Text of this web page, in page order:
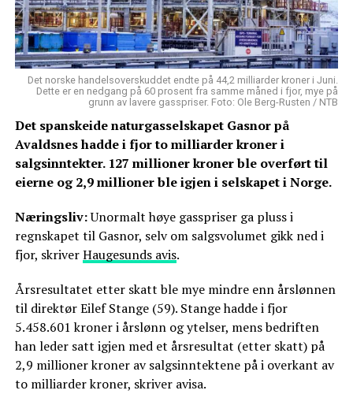
Det norske handelsoverskuddet endte på 44,2 milliarder kroner i Juni.
Dette er en nedgang på 60 prosent fra samme måned i fjor, mye på
grunn av lavere gasspriser. Foto: Ole Berg-Rusten / NTB
Det spanskeide naturgasselskapet Gasnor på
Avaldsnes hadde i fjor to milliarder kroner i
salgsinntekter. 127 millioner kroner ble overført til
eierne og 2,9 millioner ble igjen i selskapet i Norge.
Næringsliv:Unormalt høye gasspriser ga pluss i
regnskapet til Gasnor, selv om salgsvolumet gikk ned i
fjor, skriverHaugesunds avis.
Årsresultatet etter skatt ble mye mindre enn årslønnen
til direktør Eilef Stange (59). Stange hadde i fjor
5.458.601 kroner i årslønn og ytelser, mens bedriften
han leder satt igjen med et årsresultat (etter skatt) på
2,9 millioner kroner av salgsinntektene på i overkant av
to milliarder kroner, skriver avisa.